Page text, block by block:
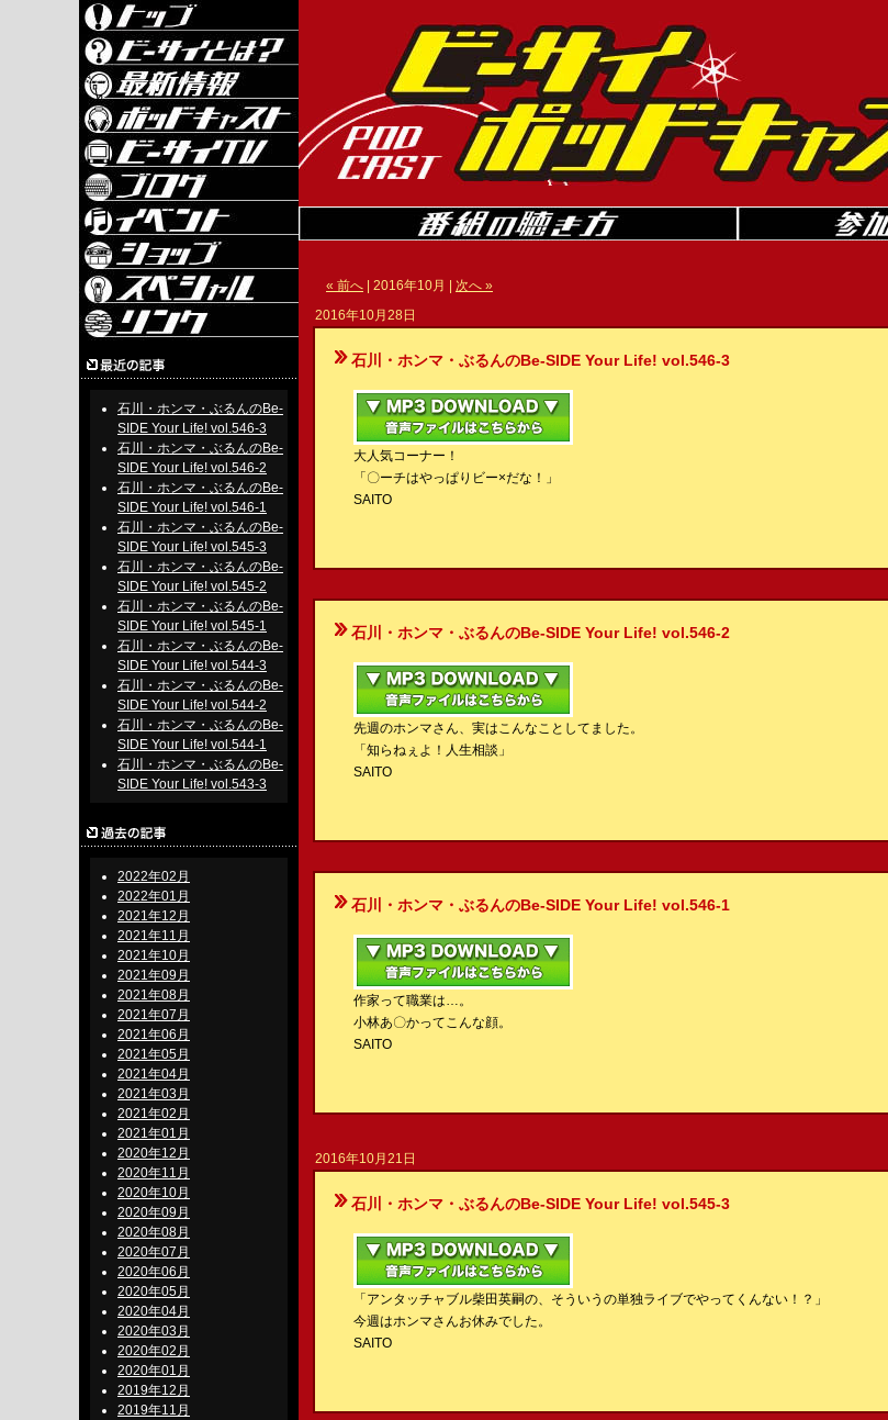
石川・ホンマ・ぶるんのBe-
SIDE Your Life! vol.546-3
石川・ホンマ・ぶるんのBe-
SIDE Your Life! vol.546-2
石川・ホンマ・ぶるんのBe-
SIDE Your Life! vol.546-1
石川・ホンマ・ぶるんのBe-
SIDE Your Life! vol.545-3
石川・ホンマ・ぶるんのBe-
SIDE Your Life! vol.545-2
石川・ホンマ・ぶるんのBe-
SIDE Your Life! vol.545-1
石川・ホンマ・ぶるんのBe-
SIDE Your Life! vol.544-3
石川・ホンマ・ぶるんのBe-
SIDE Your Life! vol.544-2
石川・ホンマ・ぶるんのBe-
SIDE Your Life! vol.544-1
石川・ホンマ・ぶるんのBe-
SIDE Your Life! vol.543-3
2022年02月
2022年01月
2021年12月
2021年11月
2021年10月
2021年09月
2021年08月
2021年07月
2021年06月
2021年05月
2021年04月
2021年03月
2021年02月
2021年01月
2020年12月
2020年11月
2020年10月
2020年09月
2020年08月
2020年07月
2020年06月
2020年05月
2020年04月
2020年03月
2020年02月
2020年01月
2019年12月
2019年11月
« 前へ | 2016年10月 | 次へ »
2016年10月28日
石川・ホンマ・ぶるんのBe-SIDE Your Life! vol.546-3
大人気コーナー！
「〇ーチはやっぱりビー×だな！」
SAITO
石川・ホンマ・ぶるんのBe-SIDE Your Life! vol.546-2
先週のホンマさん、実はこんなことしてました。
「知らねぇよ！人生相談」
SAITO
石川・ホンマ・ぶるんのBe-SIDE Your Life! vol.546-1
作家って職業は…。
小林あ〇かってこんな顔。
SAITO
2016年10月21日
石川・ホンマ・ぶるんのBe-SIDE Your Life! vol.545-3
「アンタッチャブル柴田英嗣の、そういうの単独ライブでやってくんない！？」
今週はホンマさんお休みでした。
SAITO